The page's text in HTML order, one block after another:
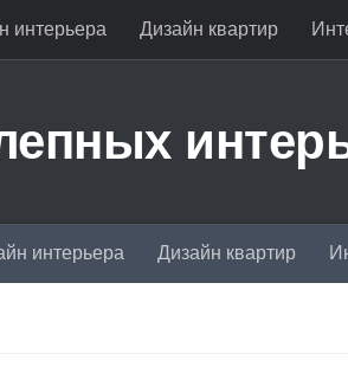
интерьера Дизайн квартир
интерьера Дизайн квартир